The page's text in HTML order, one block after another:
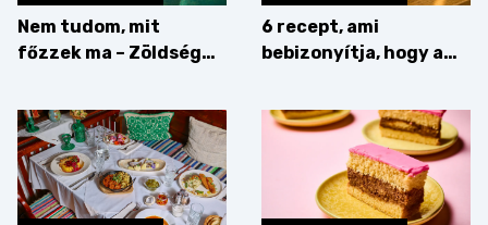
Nem tudom, mit
főzzek ma – Zöldség
6 recept, ami
bebizonyítja, hogy a
zseniális